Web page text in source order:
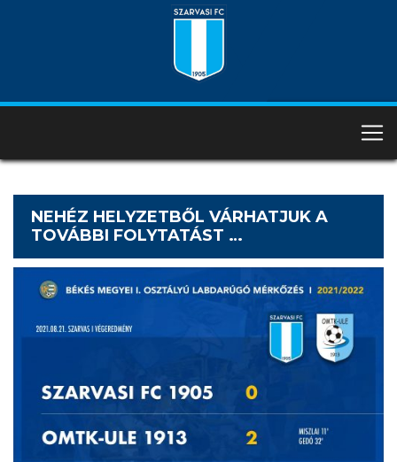
NEHÉZ HELYZETBŐL VÁRHATJUK A
TOVÁBBI FOLYTATÁST …